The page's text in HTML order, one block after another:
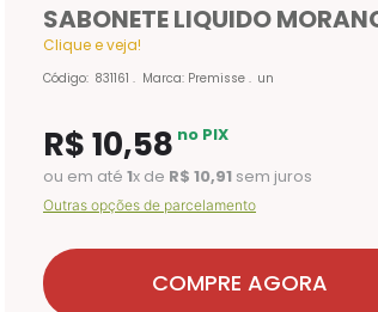
SABONETE LIQUIDO
Clique e veja!
Código: 831161 Marca: Premisse un
R$10,58 no PIX
ou em até 1x de R$ 10,91 sem juros
Outras opções de parcelamento
COMPRE AGORA